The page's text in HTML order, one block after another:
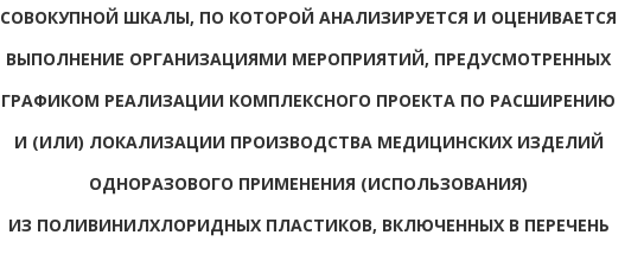
СОВОКУПНОЙ ШКАЛЫ, ПО КОТОРОЙ АНАЛИЗИРУЕТСЯ И ОЦЕНИВАЕТСЯ
ВЫПОЛНЕНИЕ ОРГАНИЗАЦИЯМИ МЕРОПРИЯТИЙ, ПРЕДУСМОТРЕННЫХ
ГРАФИКОМ РЕАЛИЗАЦИИ КОМПЛЕКСНОГО ПРОЕКТА ПО РАСШИРЕНИЮ
И (ИЛИ) ЛОКАЛИЗАЦИИ ПРОИЗВОДСТВА МЕДИЦИНСКИХ ИЗДЕЛИЙ
ОДНОРАЗОВОГО ПРИМЕНЕНИЯ (ИСПОЛЬЗОВАНИЯ)
ИЗ ПОЛИВИНИЛХЛОРИДНЫХ ПЛАСТИКОВ, ВКЛЮЧЕННЫХ В ПЕРЕЧЕНЬ